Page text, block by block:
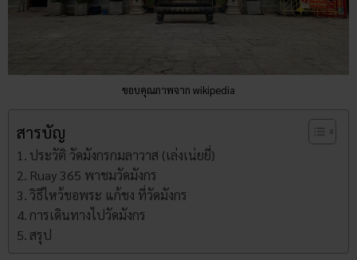
ขอบคุณภาพจาก wikipedia
สารบัญ
ประวัติ วัดมังกร​กมลาวาส (เล่งเน่ยยี่)
Ruay 365 พาชมวัดมังกร
วิธีไหว้ขอพระ แก้ชง ที่วัดมังกร
การเดินทางไปวัดมังกร
สรุป